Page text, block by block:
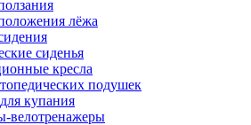
лёжа
сиденья
кресла
подушек
купания
велотренажеры